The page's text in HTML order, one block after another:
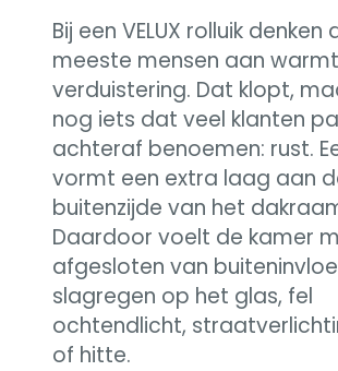
Bij een VELUX rolluik denken
meeste mensen aan
verduistering. Dat klopt,
nog iets dat veel klanten
achteraf benoemen: rust.
vormt een extra laag aan
buitenzijde van het
Daardoor voelt de kamer
afgesloten van
slagregen op het glas, fel
ochtendlicht,
of hitte.